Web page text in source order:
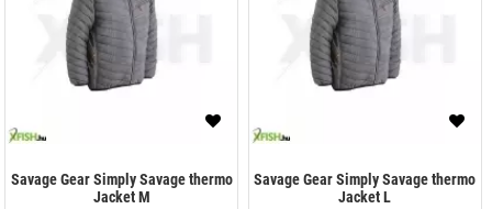
Savage Gear Simply Savage thermo
Jacket M
Savage Gear Simply Savage thermo
Jacket L